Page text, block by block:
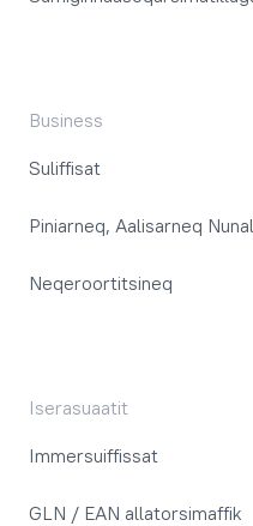
Business
Suliffisat
Piniarneq, Aalisarneq
Neqeroortitsineq
Iserasuaatit
Immersuiffissat
GLN / EAN allatorsimaffik